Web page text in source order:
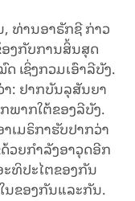
ທ່ານອາຣັກຊີ ກ່າວ
ອງກັບການສິ້ນສຸດ
ເຊິ່ງກວມເອົາລີບັງ.
າ: ຢາກບັນລຸສັນຍາ
າກໃຕ້ຂອງລີບັງ.
ເມຣິກາຮັບປາກວ່າ
ວຍກຳລັງອາວຸດອີກ
ະທິປະໄຕຂອງກັນ
ນຂອງກັນແລະກັນ.